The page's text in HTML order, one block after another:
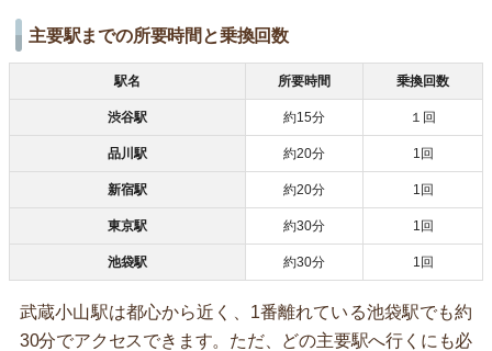
主要駅までの所要時間と乗換回数
駅名 所要時間 乗換回数
渋谷駅 約15分 １回
品川駅 約20分 1回
新宿駅 約20分 1回
東京駅 約30分 1回
池袋駅 約30分 1回
武蔵小山駅は都心から近く、1番離れている池袋駅でも約
30分でアクセスできます。ただ、どの主要駅へ行くにも必